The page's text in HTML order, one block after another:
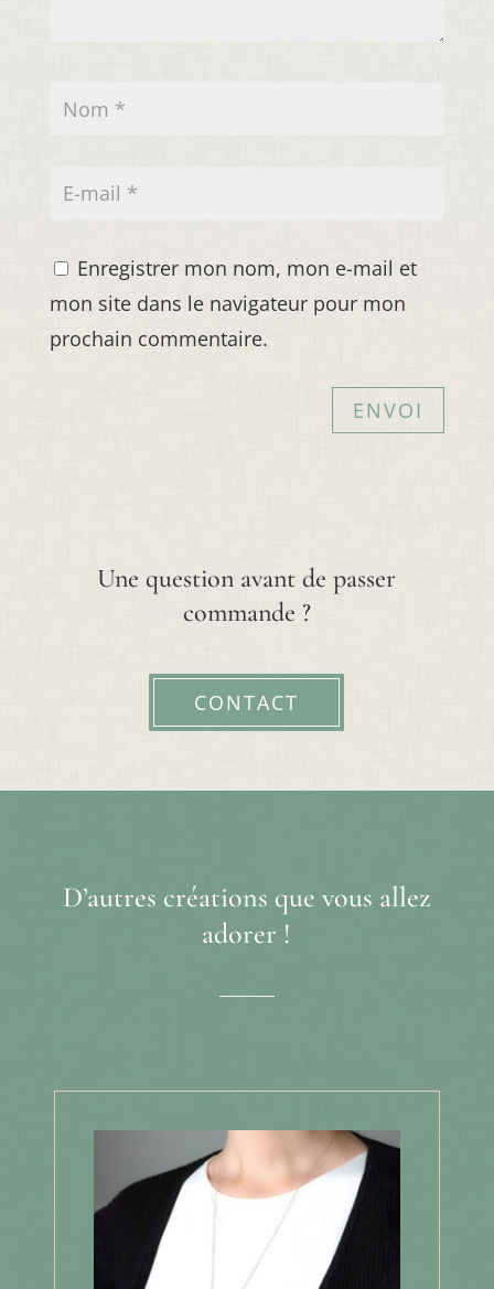
Enregistrer mon nom, mon e-mail et
mon site dans le navigateur pour mon
prochain commentaire.
ENVOI
Une question avant de passer
commande ?
CONTACT
D’autres créations que vous allez
adorer !